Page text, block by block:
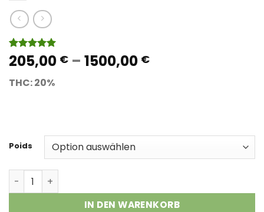
Bewertet
mit5.00
basierend
5
205,00 € – 1500,00 €Preisspanne:
THC: 20%
Poids
King Tut Menge
IN DEN WARENKORB